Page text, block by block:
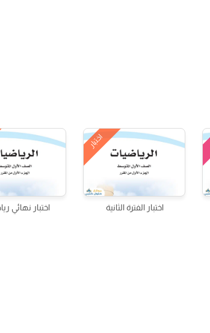
اختبار
اختبار الفترة الثانية اختبار نهائي